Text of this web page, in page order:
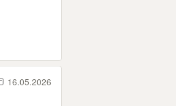
16.05.2026